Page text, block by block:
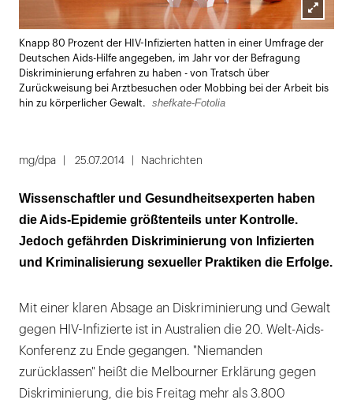
Lightbox
öffnen
Knapp 80 Prozent der HIV-Infizierten hatten in einer Umfrage der
Deutschen Aids-Hilfe angegeben, im Jahr vor der Befragung
Diskriminierung erfahren zu haben - von Tratsch über
Zurückweisung bei Arztbesuchen oder Mobbing bei der Arbeit bis
hin zu körperlicher Gewalt.
shefkate-Fotolia
mg/dpa 25.07.2014 Nachrichten
Wissenschaftler und Gesundheitsexperten haben
die Aids-Epidemie größtenteils unter Kontrolle.
Jedoch gefährden Diskriminierung von Infizierten
und Kriminalisierung sexueller Praktiken die Erfolge.
Mit einer klaren Absage an Diskriminierung und Gewalt
gegen HIV-Infizierte ist in Australien die 20. Welt-Aids-
Konferenz zu Ende gegangen. "Niemanden
zurücklassen" heißt die Melbourner Erklärung gegen
Diskriminierung, die bis Freitag mehr als 3.800